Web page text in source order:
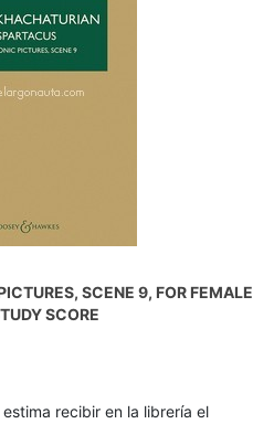
SCENE 9, FOR FEMALE
SCORE
recibir en la librería el